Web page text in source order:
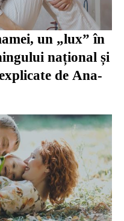
un „lux” în
național și
de Ana-